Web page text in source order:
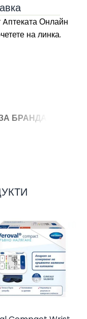
Aптеката Онлайн
на линка.
БРАНДА